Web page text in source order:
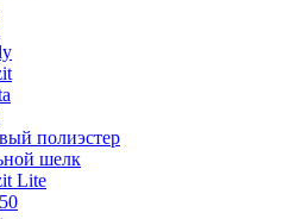
полиэстер
шелк
Lite